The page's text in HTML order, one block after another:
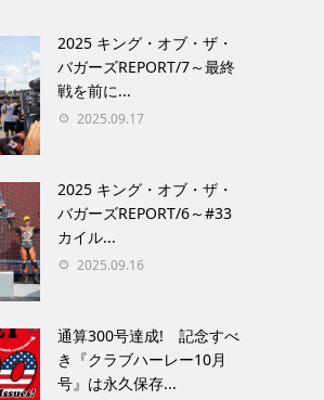
2025 キング・オブ・ザ・
バガーズREPORT/7～最終
戦を前に...
2025.09.17
2025 キング・オブ・ザ・
バガーズREPORT/6～#33
カイル...
2025.09.16
通算300号達成! 記念すべ
き『クラブハーレー10月
号』は永久保存...